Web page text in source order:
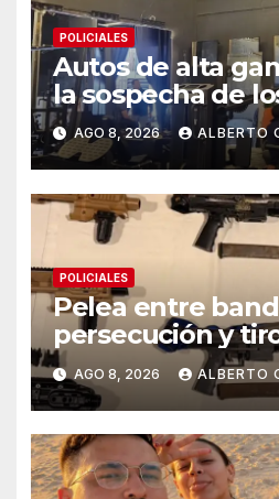
POLICIALES
Autos de alta
la sospecha de
gimnasios en un
pistas detrás de
acusada de
en Chaco
AGO 8, 2026 ALBERTO
POLICIALES
Pelea entre
persecución y
detenidos y un
ametralladoras
AGO 8, 2026 ALBERTO